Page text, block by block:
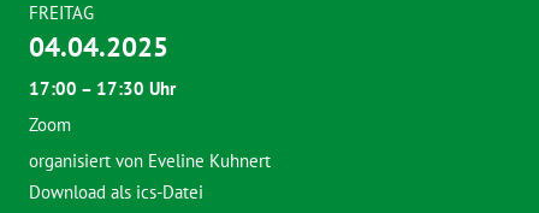
FREITAG
04.04.2025
17:00 – 17:30 Uhr
Zoom
organisiert von Eveline Kuhnert
Download als ics-Datei